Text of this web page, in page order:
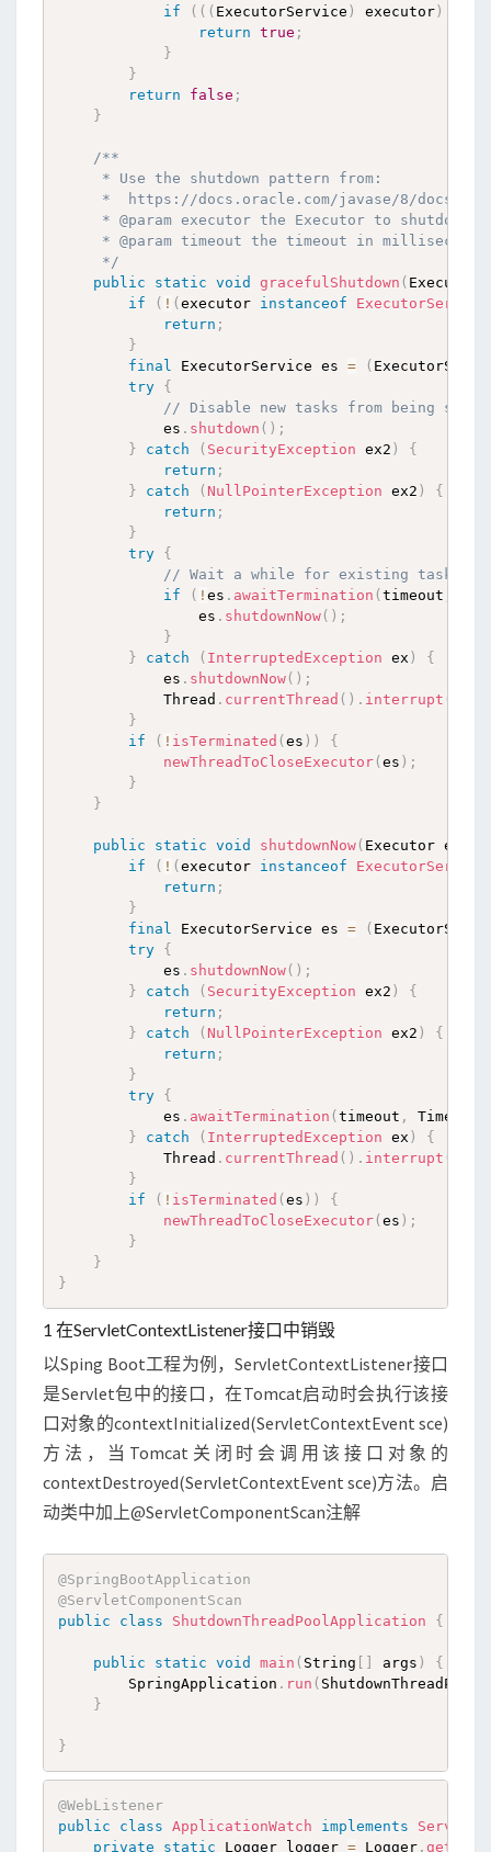
if
( ( ( ExecutorService ) executor )
return true ;
}
}
return
false ;
}
/**
     * Use the shutdown pattern from:
*  https://docs.oracle.com/javase/8/docs/
     * @param executor the Executor to shutdown
* @param timeout the timeout in
     */
public
static void gracefulShutdown ( Executor
if
( ! ( executor instanceof ExecutorService
return ;
}
final ExecutorService es = (
try {
// Disable new tasks from being
            es
. shutdown ( ) ;
}
catch ( SecurityException ex2 )
{
return ;
}
catch ( NullPointerException ex2 )
{
return ;
}
try {
// Wait a while for existing tasks to
if
( ! es . awaitTermination ( timeout
                es
. shutdownNow( ) ;
}
}
catch ( InterruptedException ex )
{
            es
. shutdownNow( ) ;
            Thread
. currentThread ( ) . interrupt (
}
if
( ! isTerminated ( es ) )
{
newThreadToCloseExecutor( es ) ;
}
}
public static void shutdownNow( Executor
if
( ! ( executor instanceof ExecutorService
return ;
}
final ExecutorService es = (
try {
            es
. shutdownNow( ) ;
}
catch ( SecurityException ex2 )
{
return ;
}
catch ( NullPointerException ex2 )
{
return ;
}
try {
            es
. awaitTermination ( timeout , TimeUnit
}
catch ( InterruptedException ex )
{
            Thread
. currentThread ( ) . interrupt (
}
if
( ! isTerminated ( es ) )
{
newThreadToCloseExecutor( es ) ;
}
}
}
1 在ServletContextListener接口中销毁
以Sping Boot工程为例，ServletContextListener接口
是Servlet包中的接口，在Tomcat启动时会执行该接
口对象的contextInitialized(ServletContextEvent sce)
方法，当Tomcat关闭时会调用该接口对象的
contextDestroyed(ServletContextEvent sce)方法。启
动类中加上@ServletComponentScan注解
@SpringBootApplication
@ServletComponentScan
public
class ShutdownThreadPoolApplication {
public static void main ( String args )
{
        SpringApplication
. run (
}
}
@WebListener
public
class ApplicationWatch implements
private
static Logger logger = Logger .